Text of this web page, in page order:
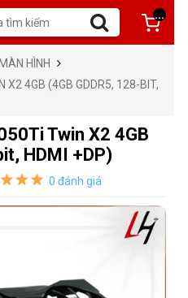
...
HÌNH
X2 4GB (4GB GDDR5, 128-BIT,
Twin X2 4GB
HDMI +DP)
0 đánh giá